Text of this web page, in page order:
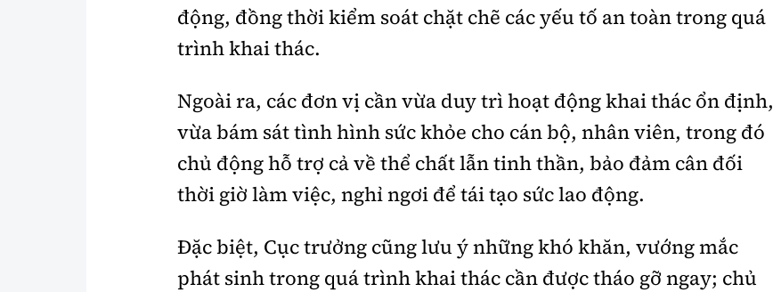
động, đồng thời kiểm soát chặt chẽ các yếu tố an toàn trong quá
trình khai thác.
Ngoài ra, các đơn vị cần vừa duy trì hoạt động khai thác ổn định,
vừa bám sát tình hình sức khỏe cho cán bộ, nhân viên, trong đó
chủ động hỗ trợ cả về thể chất lẫn tinh thần, bảo đảm cân đối
thời giờ làm việc, nghỉ ngơi để tái tạo sức lao động.
Đặc biệt, Cục trưởng cũng lưu ý những khó khăn, vướng mắc
phát sinh trong quá trình khai thác cần được tháo gỡ ngay; chủ